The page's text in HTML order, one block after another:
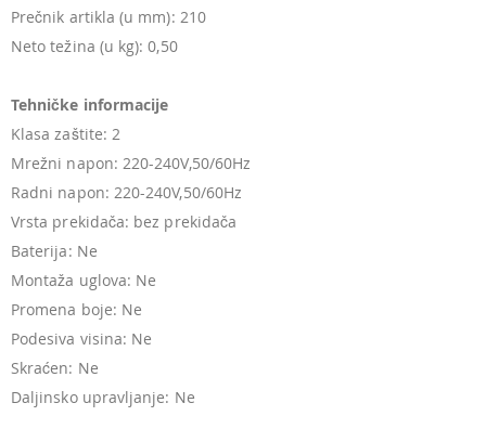
Prečnik artikla (u mm): 210
Neto težina (u kg): 0,50
Tehničke informacije
Klasa zaštite: 2
Mrežni napon: 220-240V,50/60Hz
Radni napon: 220-240V,50/60Hz
Vrsta prekidača: bez prekidača
Baterija: Ne
Montaža uglova: Ne
Promena boje: Ne
Podesiva visina: Ne
Skraćen: Ne
Daljinsko upravljanje: Ne